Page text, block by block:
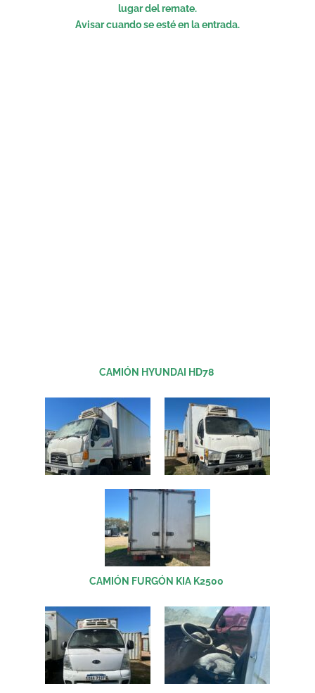
lugar del remate.
Avisar cuando se esté en la entrada.
CAMIÓN HYUNDAI HD78
CAMIÓN FURGÓN KIA K2500